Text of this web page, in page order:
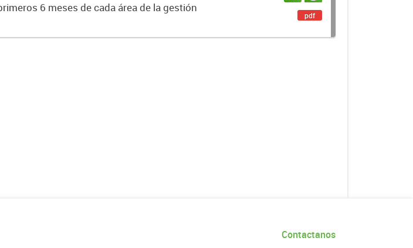
6 meses de cada área de la gestión
pdf
Contactanos